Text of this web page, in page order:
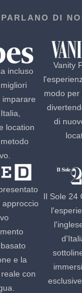
PARLANO DI
incluso
location
Vanity
modo per
di
approccio
e la
con
Il Sole 24